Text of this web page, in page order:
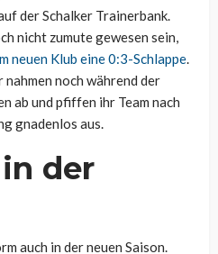
der Schalker Trainerbank.
nicht zumute gewesen sein,
neuen Klub eine 0:3-Schlappe.
noch während der
ab und pfiffen ihr Team nach
gnadenlos aus.
der
auch in der neuen Saison.